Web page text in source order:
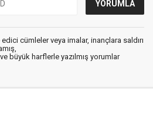
cümleler veya imalar, inançlara saldırı
büyük harflerle yazılmış yorumlar